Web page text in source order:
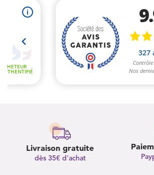
Livraison gratuite
dès 35€ d’achat